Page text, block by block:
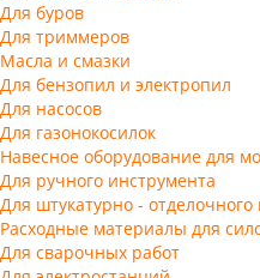
Для буров
Для триммеров
Масла и смазки
Для бензопил и электропил
Для насосов
Для газонокосилок
Навесное оборудование для
Для ручного инструмента
Для штукатурно - отделочного
Расходные материалы для
Для сварочных работ